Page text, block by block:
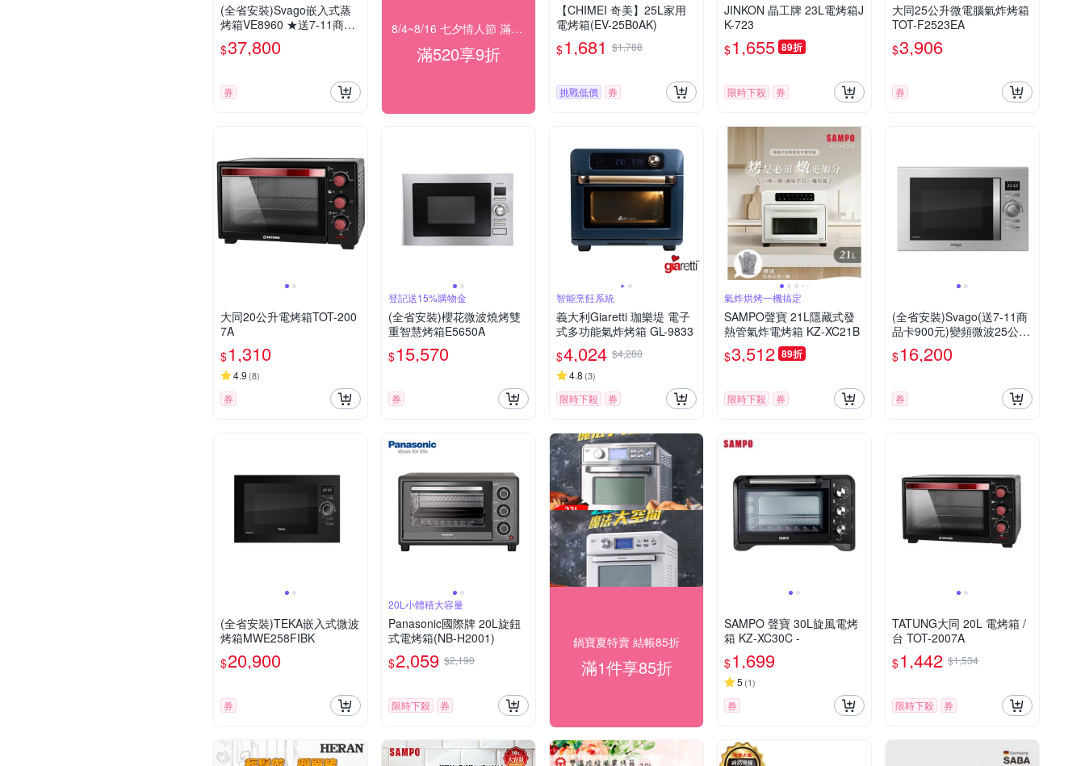
(全省安裝)Svago嵌入式蒸
烤箱VE8960 ★送7-11商品
卡1900元
$37,800
券
8/4~8/16 七夕情人節 滿額9折
滿520享9折
【CHIMEI 奇美】25L家用
電烤箱(EV-25B0AK)
$1,681 $1,788
挑戰低價 券
JINKON 晶工牌 23L電烤箱J
K-723
$1,655 89折
限時下殺 券
大同25公升微電腦氣炸烤箱
TOT-F2523EA
$3,906
券
大同20公升電烤箱TOT-200
7A
$1,310
4.9 (8)
券
登記送15%購物金
(全省安裝)櫻花微波燒烤雙
重智慧烤箱E5650A
$15,570
券
智能烹飪系統
義大利Giaretti 珈樂堤 電子
式多功能氣炸烤箱 GL-9833
$4,024 $4,280
4.8 (3)
限時下殺 券
氣炸烘烤一機搞定
SAMPO聲寶 21L隱藏式發
熱管氣炸電烤箱 KZ-XC21B
$3,512 89折
限時下殺 券
(全省安裝)Svago(送7-11商
品卡900元)變頻微波25公升
烤箱VE5060
$16,200
券
(全省安裝)TEKA嵌入式微波
烤箱MWE258FIBK
$20,900
券
20L小體積大容量
Panasonic國際牌 20L旋鈕
式電烤箱(NB-H2001)
$2,059 $2,190
限時下殺 券
鍋寶夏特賣 結帳85折
滿1件享85折
SAMPO 聲寶 30L旋風電烤
箱 KZ-XC30C -
$1,699
5 (1)
券
TATUNG大同 20L 電烤箱 /
台 TOT-2007A
$1,442 $1,534
限時下殺 券